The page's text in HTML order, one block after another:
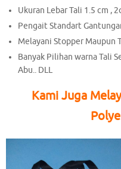
Ukuran Lebar Tali 1.5 cm ,
Pengait Standart
Melayani Stopper Maupun
Banyak Pilihan warna Tali
Abu.. DLL
Kami Juga